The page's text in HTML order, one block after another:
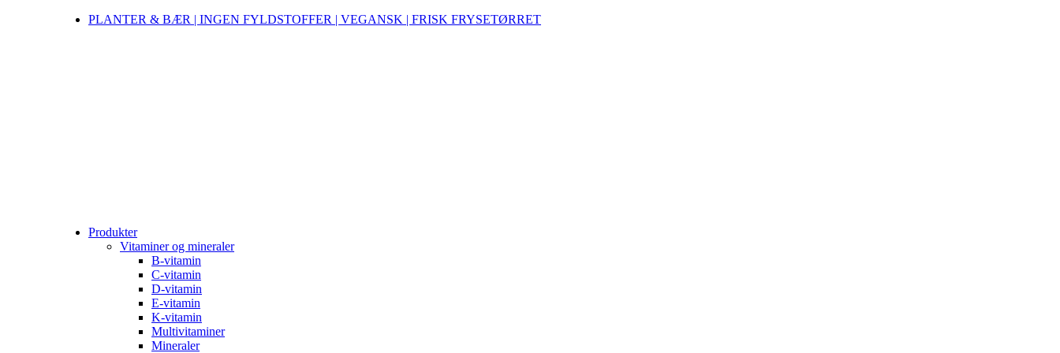
PLANTER & BÆR | INGEN FYLDSTOFFER | VEGANSK | FRISK FRYSETØRRET
Produkter
Vitaminer og mineraler
B-vitamin
C-vitamin
D-vitamin
E-vitamin
K-vitamin
Multivitaminer
Mineraler